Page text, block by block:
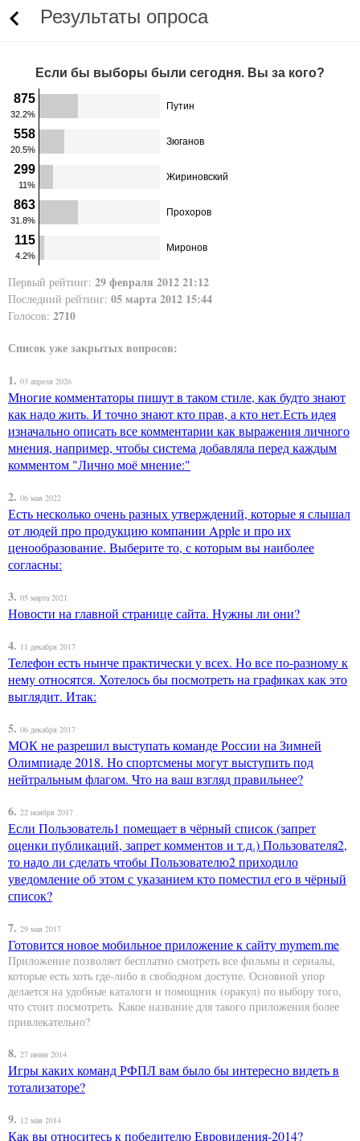
Результаты опроса
Если бы выборы были сегодня. Вы за кого?
875
32.2%
Путин
558
20.5%
Зюганов
299
11%
Жириновский
863
31.8%
Прохоров
115
4.2%
Миронов
Первый рейтинг: 29 февраля 2012 21:12
Последний рейтинг: 05 марта 2012 15:44
Голосов: 2710
Список уже закрытых вопросов:
1. 03 апреля 2026
Многие комментаторы пишут в таком стиле, как будто знают
как надо жить. И точно знают кто прав, а кто нет.Есть идея
изначально описать все комментарии как выражения личного
мнения, например, чтобы система добавляла перед каждым
комментом "Лично моё мнение:"
2. 06 мая 2022
Есть несколько очень разных утверждений, которые я слышал
от людей про продукцию компании Apple и про их
ценообразование. Выберите то, с которым вы наиболее
согласны:
3. 05 марта 2021
Новости на главной странице сайта. Нужны ли они?
4. 11 декабря 2017
Телефон есть нынче практически у всех. Но все по-разному к
нему относятся. Хотелось бы посмотреть на графиках как это
выглядит. Итак:
5. 06 декабря 2017
МОК не разрешил выступать команде России на Зимней
Олимпиаде 2018. Но спортсмены могут выступить под
нейтральным флагом. Что на ваш взгляд правильнее?
6. 22 ноября 2017
Если Пользователь1 помещает в чёрный список (запрет
оценки публикаций, запрет комментов и т.д.) Пользователя2,
то надо ли сделать чтобы Пользователю2 приходило
уведомление об этом с указанием кто поместил его в чёрный
список?
7. 29 мая 2017
Готовится новое мобильное приложение к сайтуmymem.me.
Приложение позволяет бесплатно смотреть все фильмы и сериалы,
которые есть хоть где-либо в свободном доступе. Основной упор
делается на удобные каталоги и помощник (оракул) по выбору того,
что стоит посмотреть. Какое название для такого приложения более
привлекательно?
8. 27 июня 2014
Игры каких команд РФПЛ вам было бы интересно видеть в
тотализаторе?
9. 12 мая 2014
Как вы относитесь к победителю Евровидения-2014?